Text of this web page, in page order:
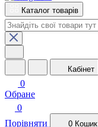
Каталог товарів
Кабінет
0
Обране
0
Порівняти
0 Кошик